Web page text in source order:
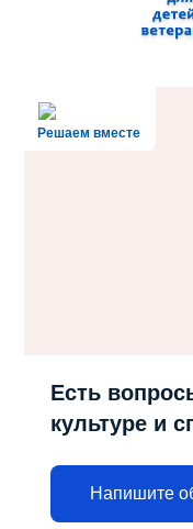
Решаем вместе
Есть
культуре и
Напишите